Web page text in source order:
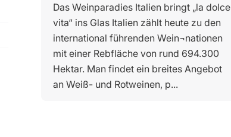
Das Weinparadies Italien bringt „la dolce
vita“ ins Glas Italien zählt heute zu den
international führenden Wein¬nationen
mit einer Rebfläche von rund 694.300
Hektar. Man findet ein breites Angebot
an Weiß- und Rotweinen, p...